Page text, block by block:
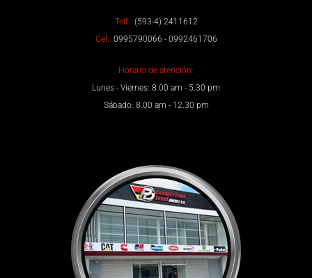
Telf.: (593-4) 2411612
Cel.: 0995790066 - 0992461706
Horario de atención:
Lunes - Viernes: 8.00 am - 5.30 pm
Sábado: 8.00 am - 12.30 pm